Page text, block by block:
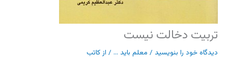
تربیت دخالت نیست
دیدگاه‌ خود را بنویسید / معلم باید ... / از کاتب